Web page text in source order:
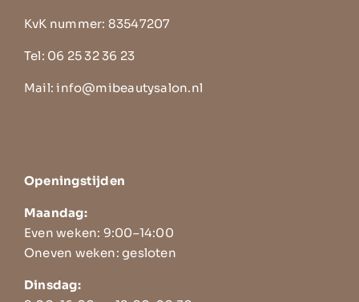
KvK nummer: 83547207
Tel: 06 25 32 36 23
Mail:info@mibeautysalon.nl
Openingstijden
Maandag:
Even weken: 9:00–14:00
Oneven weken: gesloten
Dinsdag: